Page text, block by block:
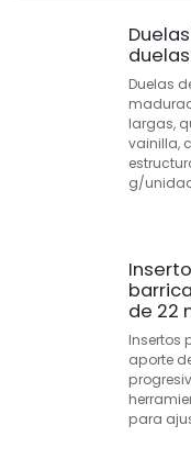
Duelas
largas,
vainilla,
g/
de 22
Insertos
aporte
para